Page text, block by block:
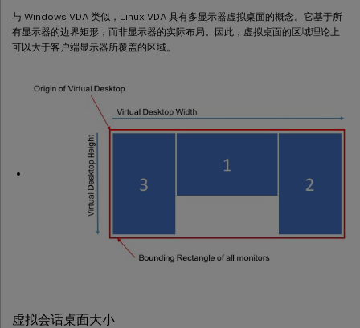
与 Windows VDA 类似，Linux VDA 具有多显示器虚拟桌面的概念。它基于所
有显示器的边界矩形，而非显示器的实际布局。因此，虚拟桌面的区域理论上
可以大于客户端显示器所覆盖的区域。
虚拟会话桌面大小